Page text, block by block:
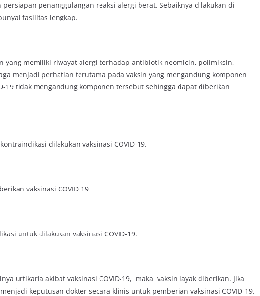
penanggulangan reaksi alergi berat. Sebaiknya dilakukan di
fasilitas lengkap.
yang memiliki riwayat alergi terhadap antibiotik neomicin, polimiksin,
menjadi perhatian terutama pada vaksin yang mengandung komponen
19 tidak mengandung komponen tersebut sehingga dapat diberikan
dilakukan vaksinasi COVID-19.
vaksinasi COVID-19
untuk dilakukan vaksinasi COVID-19.
urtikaria akibat vaksinasi COVID-19, maka vaksin layak diberikan. Jika
keputusan dokter secara klinis untuk pemberian vaksinasi COVID-19.